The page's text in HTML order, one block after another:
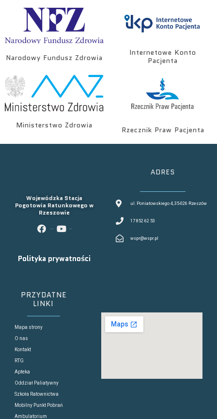
Narodowy Fundusz Zdrowia
Internetowe Konto
Pacjenta
Ministerstwo Zdrowia
Rzecznik Praw Pacjenta
Wojewódzka Stacja
Pogotowia Ratunkowego w
Rzeszowie
Polityka prywatności
ADRES
ul. Poniatowskiego 4, 35-026 Rzeszów
17 852 62 53
wspr@wspr.pl
PRZYDATNE
LINKI
Mapa strony
O nas
Kontakt
RTG
Apteka
Oddział Paliatywny
Szkoła Ratownictwa
Mobilny Punkt Pobrań
Ambulatorium